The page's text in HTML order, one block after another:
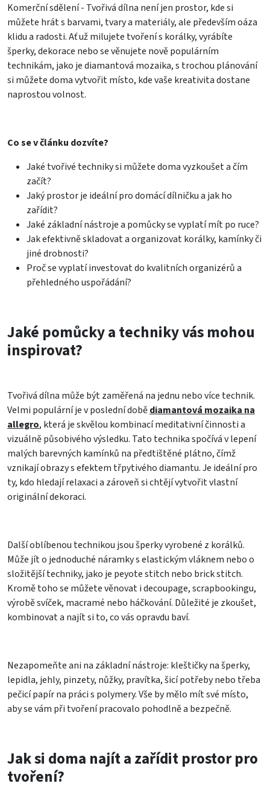
Komerční sdělení - Tvořivá dílna není jen prostor, kde si
můžete hrát s barvami, tvary a materiály, ale především oáza
klidu a radosti. Ať už milujete tvoření s korálky, vyrábíte
šperky, dekorace nebo se věnujete nově populárním
technikám, jako je diamantová mozaika, s trochou plánování
si můžete doma vytvořit místo, kde vaše kreativita dostane
naprostou volnost.
Co se v článku dozvíte?
Jaké tvořivé techniky si můžete doma vyzkoušet a čím
začít?
Jaký prostor je ideální pro domácí dílničku a jak ho
zařídit?
Jaké základní nástroje a pomůcky se vyplatí mít po ruce?
Jak efektivně skladovat a organizovat korálky, kamínky či
jiné drobnosti?
Proč se vyplatí investovat do kvalitních organizérů a
přehledného uspořádání?
Jaké pomůcky a techniky vás mohou
inspirovat?
Tvořivá dílna může být zaměřená na jednu nebo více technik.
Velmi populární je v poslední dobědiamantová mozaika na
allegro, která je skvělou kombinací meditativní činnosti a
vizuálně působivého výsledku. Tato technika spočívá v lepení
malých barevných kamínků na předtištěné plátno, čímž
vznikají obrazy s efektem třpytivého diamantu. Je ideální pro
ty, kdo hledají relaxaci a zároveň si chtějí vytvořit vlastní
originální dekoraci.
Další oblíbenou technikou jsou šperky vyrobené z korálků.
Může jít o jednoduché náramky s elastickým vláknem nebo o
složitější techniky, jako je peyote stitch nebo brick stitch.
Kromě toho se můžete věnovat i decoupage, scrapbookingu,
výrobě svíček, macramé nebo háčkování. Důležité je zkoušet,
kombinovat a najít si to, co vás opravdu baví.
Nezapomeňte ani na základní nástroje: kleštičky na šperky,
lepidla, jehly, pinzety, nůžky, pravítka, šicí potřeby nebo třeba
pečicí papír na práci s polymery. Vše by mělo mít své místo,
aby se vám při tvoření pracovalo pohodlně a bezpečně.
Jak si doma najít a zařídit prostor pro
tvoření?